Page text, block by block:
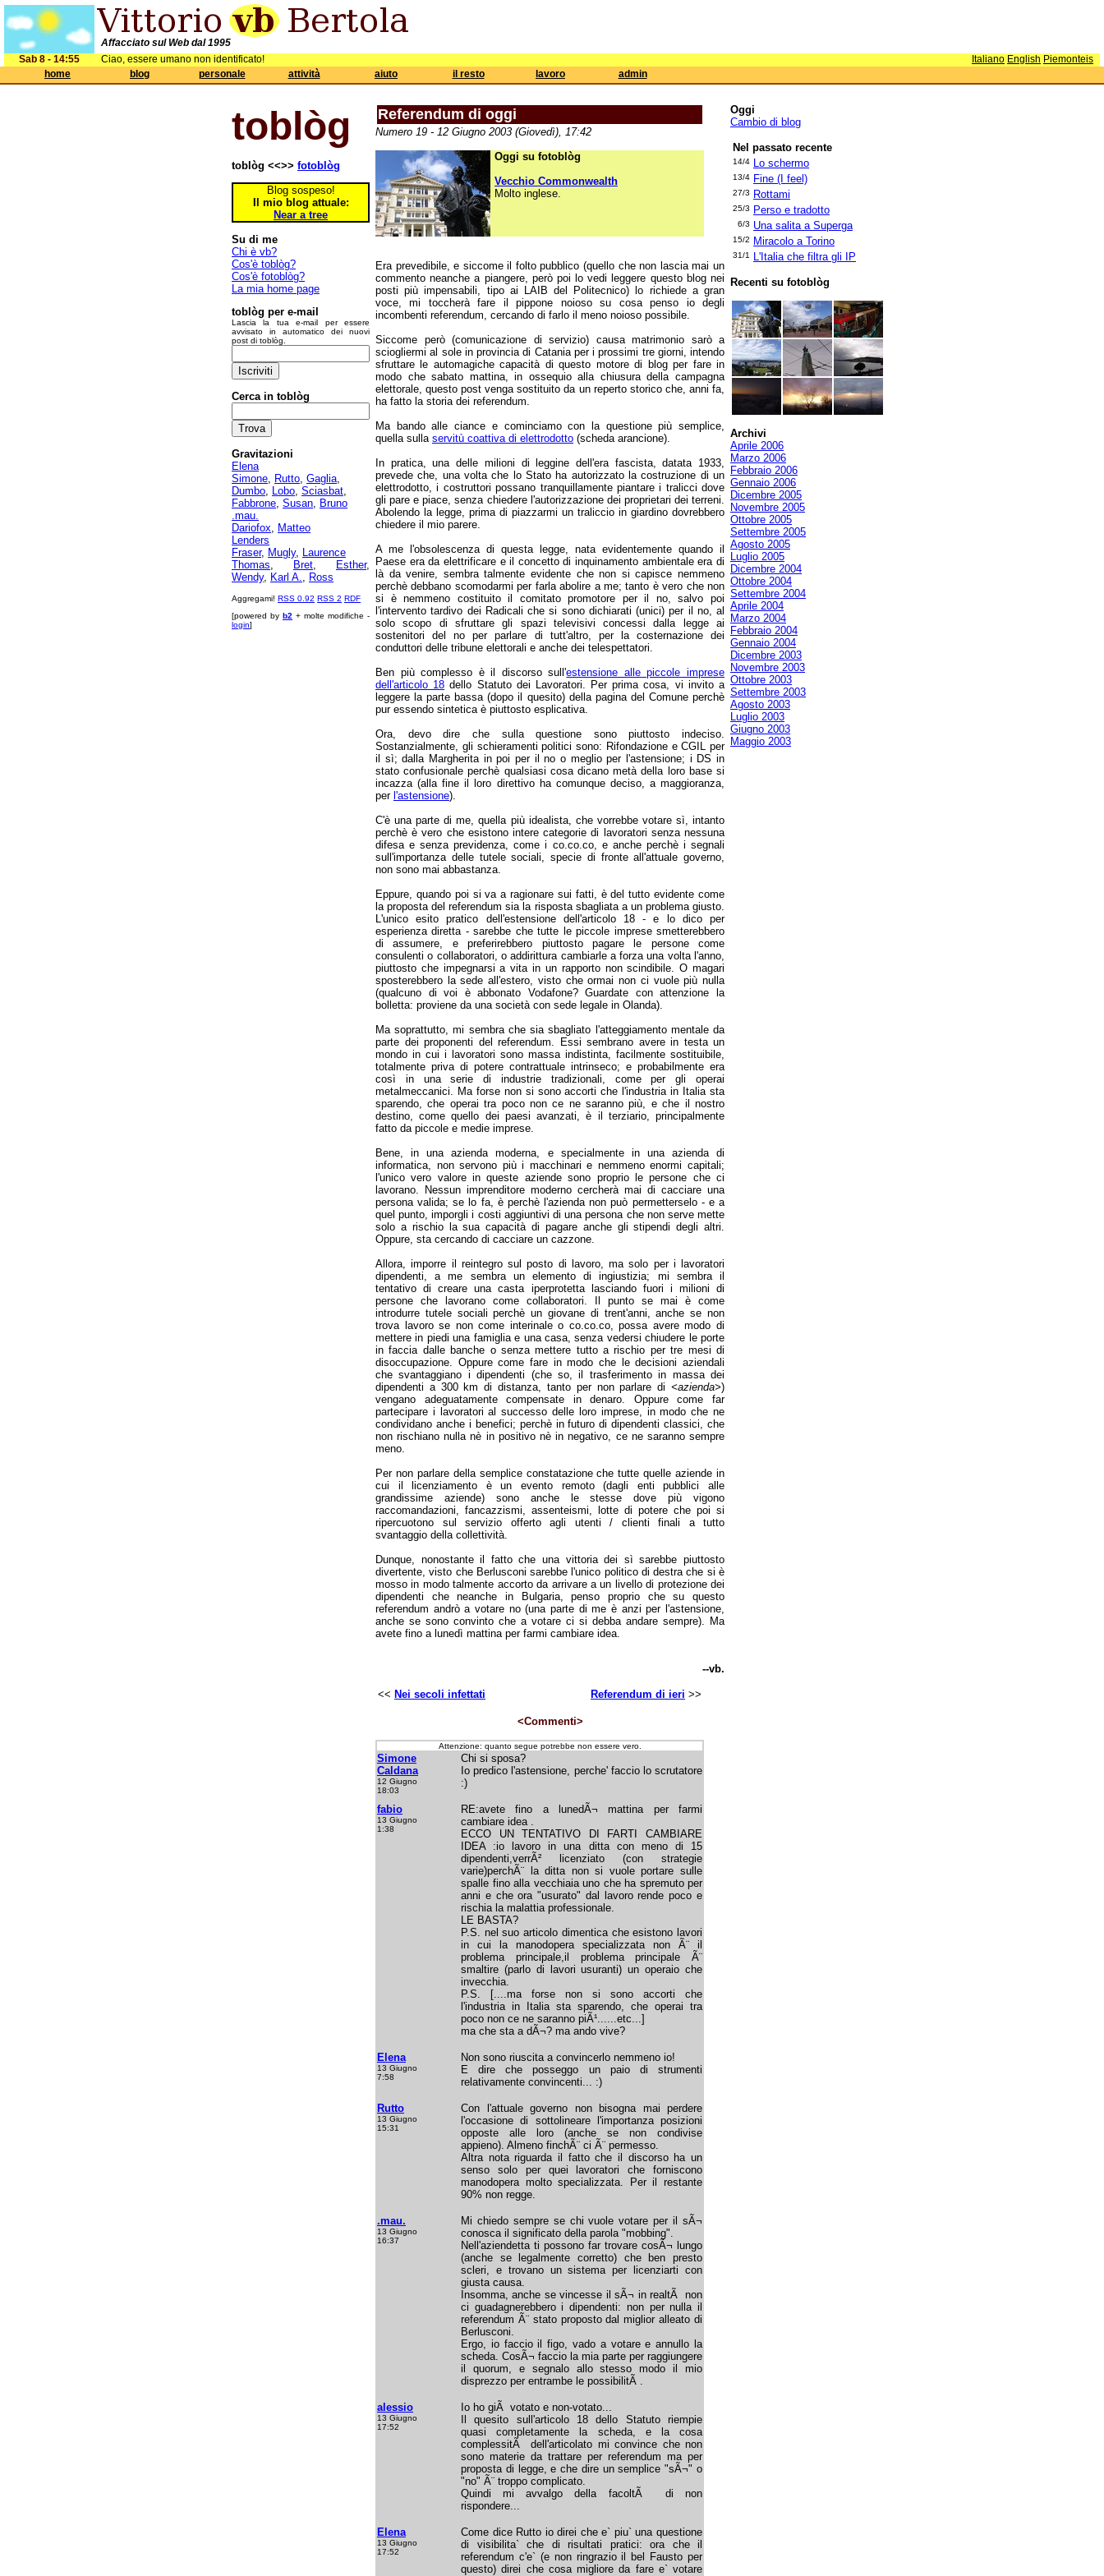
Affacciato sul Web dal 1995
Sab 8 - 14:55
Ciao, essere umano non identificato! Italiano English Piemonteis
home
blog personale attività aiuto il resto lavoro admin
toblòg
toblòg <<>> fotoblòg
Blog sospeso!
Il mio blog attuale:
Near a tree
Su di me
Chi è vb?
Cos'è toblòg?
Cos'è fotoblòg?
La mia home page
toblòg per e-mail
Lascia la tua e-mail per essere
avvisato in automatico dei nuovi
post di toblòg.
Cerca in toblòg
Gravitazioni
Elena
Simone, Rutto, Gaglia,
Dumbo, Lobo, Sciasbat,
Fabbrone, Susan, Bruno
.mau.
Dariofox, Matteo
Lenders
Fraser, Mugly, Laurence
Thomas, Bret, Esther,
Wendy, Karl A., Ross
Aggregami! RSS 0.92 RSS 2 RDF
[powered by b2 + molte modifiche -
login]
Referendum di oggi
Numero 19 - 12 Giugno 2003 (Giovedì), 17:42
Oggi su fotoblòg
Vecchio Commonwealth
Molto inglese.
Era prevedibile, e siccome il folto pubblico (quello che non lascia mai un
commento neanche a piangere, però poi lo vedi leggere questo blog nei
posti più impensabili, tipo ai LAIB del Politecnico) lo richiede a gran
voce, mi toccherà fare il pippone noioso su cosa penso io degli
incombenti referendum, cercando di farlo il meno noioso possibile.
Siccome però (comunicazione di servizio) causa matrimonio sarò a
sciogliermi al sole in provincia di Catania per i prossimi tre giorni, intendo
sfruttare le automagiche capacità di questo motore di blog per fare in
modo che sabato mattina, in ossequio alla chiusura della campagna
elettorale, questo post venga sostituito da un reperto storico che, anni fa,
ha fatto la storia dei referendum.
Ma bando alle ciance e cominciamo con la questione più semplice,
quella sulla servitù coattiva di elettrodotto (scheda arancione).
In pratica, una delle milioni di leggine dell'era fascista, datata 1933,
prevede che, una volta che lo Stato ha autorizzato la costruzione di un
elettrodotto, i costruttori possano tranquillamente piantare i tralicci dove
gli pare e piace, senza chiedere l'autorizzazione dei proprietari dei terreni.
Abolendo la legge, prima di piazzarmi un traliccio in giardino dovrebbero
chiedere il mio parere.
A me l'obsolescenza di questa legge, nata evidentemente quando il
Paese era da elettrificare e il concetto di inquinamento ambientale era di
là da venire, sembra talmente evidente che non si capisce nemmeno
perchè debbano scomodarmi per farla abolire a me; tanto è vero che non
si è nemmeno costituito il comitato promotore per il no, salvo poi
l'intervento tardivo dei Radicali che si sono dichiarati (unici) per il no, al
solo scopo di sfruttare gli spazi televisivi concessi dalla legge ai
sostenitori del no per parlare di tutt'altro, per la costernazione dei
conduttori delle tribune elettorali e anche dei telespettatori.
Ben più complesso è il discorso sull'estensione alle piccole imprese
dell'articolo 18 dello Statuto dei Lavoratori. Per prima cosa, vi invito a
leggere la parte bassa (dopo il quesito) della pagina del Comune perchè
pur essendo sintetica è piuttosto esplicativa.
Ora, devo dire che sulla questione sono piuttosto indeciso.
Sostanzialmente, gli schieramenti politici sono: Rifondazione e CGIL per
il sì; dalla Margherita in poi per il no o meglio per l'astensione; i DS in
stato confusionale perchè qualsiasi cosa dicano metà della loro base si
incazza (alla fine il loro direttivo ha comunque deciso, a maggioranza,
per l'astensione).
C'è una parte di me, quella più idealista, che vorrebbe votare sì, intanto
perchè è vero che esistono intere categorie di lavoratori senza nessuna
difesa e senza previdenza, come i co.co.co, e anche perchè i segnali
sull'importanza delle tutele sociali, specie di fronte all'attuale governo,
non sono mai abbastanza.
Eppure, quando poi si va a ragionare sui fatti, è del tutto evidente come
la proposta del referendum sia la risposta sbagliata a un problema giusto.
L'unico esito pratico dell'estensione dell'articolo 18 - e lo dico per
esperienza diretta - sarebbe che tutte le piccole imprese smetterebbero
di assumere, e preferirebbero piuttosto pagare le persone come
consulenti o collaboratori, o addirittura cambiarle a forza una volta l'anno,
piuttosto che impegnarsi a vita in un rapporto non scindibile. O magari
sposterebbero la sede all'estero, visto che ormai non ci vuole più nulla
(qualcuno di voi è abbonato Vodafone? Guardate con attenzione la
bolletta: proviene da una società con sede legale in Olanda).
Ma soprattutto, mi sembra che sia sbagliato l'atteggiamento mentale da
parte dei proponenti del referendum. Essi sembrano avere in testa un
mondo in cui i lavoratori sono massa indistinta, facilmente sostituibile,
totalmente priva di potere contrattuale intrinseco; e probabilmente era
così in una serie di industrie tradizionali, come per gli operai
metalmeccanici. Ma forse non si sono accorti che l'industria in Italia sta
sparendo, che operai tra poco non ce ne saranno più, e che il nostro
destino, come quello dei paesi avanzati, è il terziario, principalmente
fatto da piccole e medie imprese.
Bene, in una azienda moderna, e specialmente in una azienda di
informatica, non servono più i macchinari e nemmeno enormi capitali;
l'unico vero valore in queste aziende sono proprio le persone che ci
lavorano. Nessun imprenditore moderno cercherà mai di cacciare una
persona valida; se lo fa, è perchè l'azienda non può permetterselo - e a
quel punto, imporgli i costi aggiuntivi di una persona che non serve mette
solo a rischio la sua capacità di pagare anche gli stipendi degli altri.
Oppure, sta cercando di cacciare un cazzone.
Allora, imporre il reintegro sul posto di lavoro, ma solo per i lavoratori
dipendenti, a me sembra un elemento di ingiustizia; mi sembra il
tentativo di creare una casta iperprotetta lasciando fuori i milioni di
persone che lavorano come collaboratori. Il punto se mai è come
introdurre tutele sociali perchè un giovane di trent'anni, anche se non
trova lavoro se non come interinale o co.co.co, possa avere modo di
mettere in piedi una famiglia e una casa, senza vedersi chiudere le porte
in faccia dalle banche o senza mettere tutto a rischio per tre mesi di
disoccupazione. Oppure come fare in modo che le decisioni aziendali
che svantaggiano i dipendenti (che so, il trasferimento in massa dei
dipendenti a 300 km di distanza, tanto per non parlare di <azienda>)
vengano adeguatamente compensate in denaro. Oppure come far
partecipare i lavoratori al successo delle loro imprese, in modo che ne
condividano anche i benefici; perchè in futuro di dipendenti classici, che
non rischiano nulla nè in positivo nè in negativo, ce ne saranno sempre
meno.
Per non parlare della semplice constatazione che tutte quelle aziende in
cui il licenziamento è un evento remoto (dagli enti pubblici alle
grandissime aziende) sono anche le stesse dove più vigono
raccomandazioni, fancazzismi, assenteismi, lotte di potere che poi si
ripercuotono sul servizio offerto agli utenti / clienti finali a tutto
svantaggio della collettività.
Dunque, nonostante il fatto che una vittoria dei sì sarebbe piuttosto
divertente, visto che Berlusconi sarebbe l'unico politico di destra che si è
mosso in modo talmente accorto da arrivare a un livello di protezione dei
dipendenti che neanche in Bulgaria, penso proprio che su questo
referendum andrò a votare no (una parte di me è anzi per l'astensione,
anche se sono convinto che a votare ci si debba andare sempre). Ma
avete fino a lunedì mattina per farmi cambiare idea.
--vb.
<< Nei secoli infettati Referendum di ieri >>
<Commenti>
Attenzione: quanto segue potrebbe non essere vero.
Simone
Caldana
12 Giugno
18:03
Chi si sposa?
Io predico l'astensione, perche' faccio lo scrutatore
:)
fabio
13 Giugno
1:38
RE:avete fino a lunedÃ¬ mattina per farmi
cambiare idea .
ECCO UN TENTATIVO DI FARTI CAMBIARE
IDEA :io lavoro in una ditta con meno di 15
dipendenti,verrÃ² licenziato (con strategie
varie)perchÃ¨ la ditta non si vuole portare sulle
spalle fino alla vecchiaia uno che ha spremuto per
anni e che ora "usurato" dal lavoro rende poco e
rischia la malattia professionale.
LE BASTA?
P.S. nel suo articolo dimentica che esistono lavori
in cui la manodopera specializzata non Ã¨ il
problema principale,il problema principale Ã¨
smaltire (parlo di lavori usuranti) un operaio che
invecchia.
P.S. [....ma forse non si sono accorti che
l'industria in Italia sta sparendo, che operai tra
poco non ce ne saranno piÃ¹......etc...]
ma che sta a dÃ¬? ma ando vive?
Elena
13 Giugno
7:58
Non sono riuscita a convincerlo nemmeno io!
E dire che posseggo un paio di strumenti
relativamente convincenti... :)
Rutto
13 Giugno
15:31
Con l'attuale governo non bisogna mai perdere
l'occasione di sottolineare l'importanza posizioni
opposte alle loro (anche se non condivise
appieno). Almeno finchÃ¨ ci Ã¨ permesso.
Altra nota riguarda il fatto che il discorso ha un
senso solo per quei lavoratori che forniscono
manodopera molto specializzata. Per il restante
90% non regge.
.mau.
13 Giugno
16:37
Mi chiedo sempre se chi vuole votare per il sÃ¬
conosca il significato della parola "mobbing".
Nell'aziendetta ti possono far trovare cosÃ¬ lungo
(anche se legalmente corretto) che ben presto
scleri, e trovano un sistema per licenziarti con
giusta causa.
Insomma, anche se vincesse il sÃ¬ in realtÃ non
ci guadagnerebbero i dipendenti: non per nulla il
referendum Ã¨ stato proposto dal miglior alleato di
Berlusconi.
Ergo, io faccio il figo, vado a votare e annullo la
scheda. CosÃ¬ faccio la mia parte per raggiungere
il quorum, e segnalo allo stesso modo il mio
disprezzo per entrambe le possibilitÃ .
alessio
13 Giugno
17:52
Io ho giÃ votato e non-votato...
Il quesito sull'articolo 18 dello Statuto riempie
quasi completamente la scheda, e la cosa
complessitÃ dell'articolato mi convince che non
sono materie da trattare per referendum ma per
proposta di legge, e che dire un semplice "sÃ¬" o
"no" Ã¨ troppo complicato.
Quindi mi avvalgo della facoltÃ di non
rispondere...
Elena
13 Giugno
17:52
Come dice Rutto io direi che e` piu` una questione
di visibilita` che di risultati pratici: ora che il
referendum c'e` (e non ringrazio il bel Fausto per
questo) direi che cosa migliore da fare e` votare
Oggi
Cambio di blog
Nel passato recente
14/4 Lo schermo
13/4 Fine (I feel)
27/3 Rottami
25/3 Perso e tradotto
6/3 Una salita a Superga
15/2 Miracolo a Torino
31/1 L'Italia che filtra gli IP
Recenti su fotoblòg
Archivi
Aprile 2006
Marzo 2006
Febbraio 2006
Gennaio 2006
Dicembre 2005
Novembre 2005
Ottobre 2005
Settembre 2005
Agosto 2005
Luglio 2005
Dicembre 2004
Ottobre 2004
Settembre 2004
Aprile 2004
Marzo 2004
Febbraio 2004
Gennaio 2004
Dicembre 2003
Novembre 2003
Ottobre 2003
Settembre 2003
Agosto 2003
Luglio 2003
Giugno 2003
Maggio 2003